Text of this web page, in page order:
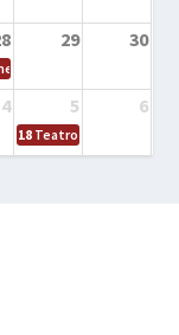
29 30
en el calle – Tintín y el
4 5 6
18 Teatro – Tres